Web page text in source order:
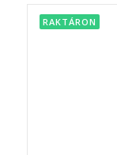
RAKTÁRON